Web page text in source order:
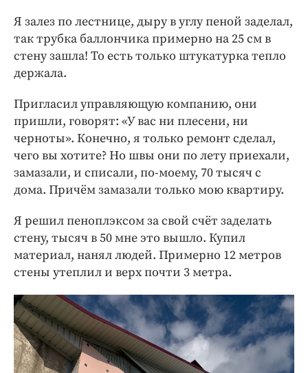
Я залез по лестнице, дыру в углу пеной заделал,
так трубка баллончика примерно на 25 см в
стену зашла! То есть только штукатурка тепло
держала.
Пригласил управляющую компанию, они
пришли, говорят: «У вас ни плесени, ни
черноты». Конечно, я только ремонт сделал,
чего вы хотите? Но швы они по лету приехали,
замазали, и списали, по-моему, 70 тысяч с
дома. Причём замазали только мою квартиру.
Я решил пеноплэксом за свой счёт заделать
стену, тысяч в 50 мне это вышло. Купил
материал, нанял людей. Примерно 12 метров
стены утеплил и верх почти 3 метра.